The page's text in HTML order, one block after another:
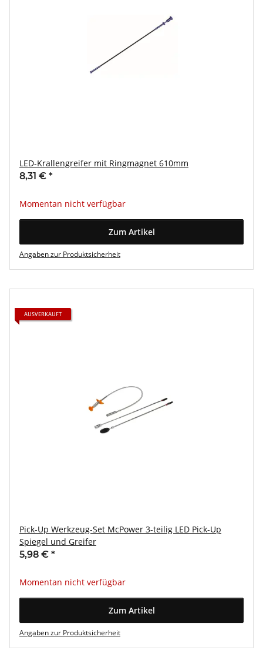
LED-Krallengreifer mit Ringmagnet 610mm
8,31 € *
Momentan nicht verfügbar
Zum Artikel
Angaben zur Produktsicherheit
AUSVERKAUFT
Pick-Up Werkzeug-Set McPower 3-teilig LED Pick-Up
Spiegel und Greifer
5,98 € *
Momentan nicht verfügbar
Zum Artikel
Angaben zur Produktsicherheit